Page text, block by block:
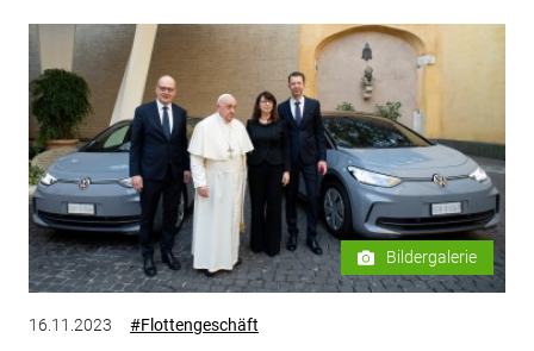
Bildergalerie
16.11.2023 #Flottengeschäft